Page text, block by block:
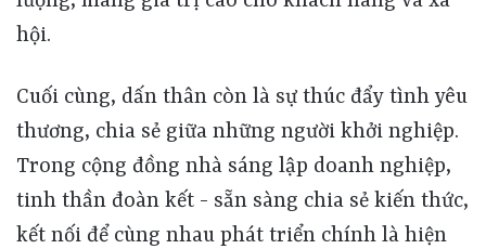
Cuối cùng, dấn thân còn là sự thúc đẩy tình yêu thương, chia sẻ giữa những người khởi nghiệp. Trong cộng đồng nhà sáng lập doanh nghiệp, tinh thần đoàn kết - sẵn sàng chia sẻ kiến thức, kết nối để cùng nhau phát triển chính là hiện thân của tình yêu thương xã hội. Các ví dụ về lãnh đạo trẻ toàn cầu cho thấy việc lan tỏa tình yêu và thấu cảm giúp gắn kết mọi người dù ở hoàn cảnh khác nhau: như Samar Ali tổ chức các cuộc đối thoại rộng rãi “hàn gắn chia rẽ” thông qua lắng nghe và tôn trọng, giúp mỗi người “cảm thấy được nhìn thấy,